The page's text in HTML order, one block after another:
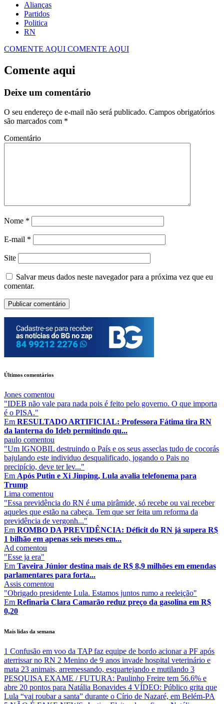
Alianças
Partidos
Politica
RN
COMENTE AQUI COMENTE AQUI
Comente aqui
Deixe um comentário
O seu endereço de e-mail não será publicado. Campos obrigatórios
são marcados com *
Comentário
Nome *
E-mail *
Site
Salvar meus dados neste navegador para a próxima vez que eu
comentar.
Últimos comentários
Jones comentou
"IDEB não vale para nada pois é feito pelo governo. O que importa
é o PISA."
Em RESULTADO ARTIFICIAL: Professora Fátima tira RN
da lanterna do Ideb permitindo qu...
paulo comentou
"Um IGNOBIL destruindo o País e os seus asseclas tudo de cocorás
bajulando este individuo desqualificado, jogando o Pais no
precipício, deve ter lev..."
Em Após Putin e Xi Jinping, Lula avalia telefonema para
Trump
Lima comentou
"Essa previdência do RN é uma pirâmide, só recebe ou vai receber
aqueles que estão na cabeça. Tem que ser feita um reforma da
previdência de vergonh..."
Em ROMBO DA PREVIDÊNCIA: Déficit do RN já supera R$
1 bilhão em apenas seis meses em...
Ad comentou
"Esse ja era"
Em Taveira Júnior destina mais de R$ 8,9 milhões em emendas
parlamentares para forta...
Assis comentou
"Obrigado presidente Lula. Estamos juntos rumo a reeleição"
Em Refinaria Clara Camarão reduz preço da gasolina em R$
0,20
Mais lidas da semana
1 Confusão em voo da TAP faz equipe de bordo acionar a PF após
aterrissar no RN 2 Menino de 9 anos invade hospital veterinário e
mata 23 animais, arremessando, esquartejando e mutilando 3
PESQUISA EXAME / FUTURA: Paulinho Freire tem 56.6% e
abre 20 pontos para Natália Bonavides 4 VÍDEO: Público grita que
Lula “vai roubar a santa” durante o Círio de Nazaré, em Belém-PA